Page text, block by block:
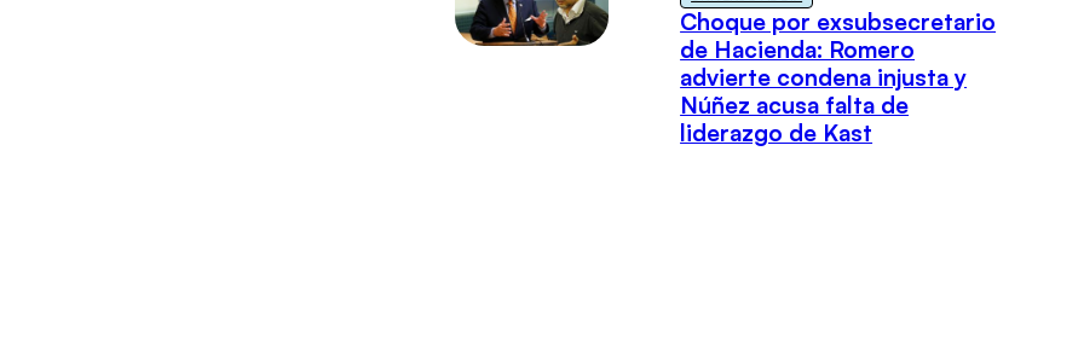
Choque por exsubsecretario
de Hacienda: Romero
advierte condena injusta y
Núñez acusa falta de
liderazgo de Kast